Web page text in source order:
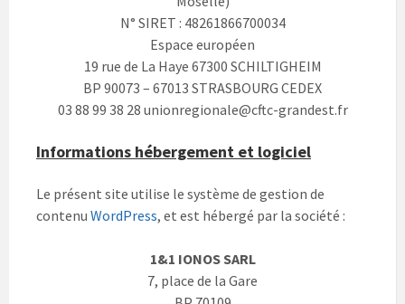
N° SIRET : 48261866700034
Espace européen
19 rue de La Haye 67300 SCHILTIGHEIM
BP 90073 – 67013 STRASBOURG CEDEX
03 88 99 38 28 unionregionale@cftc-grandest.fr
Informations hébergement et logiciel
Le présent site utilise le système de gestion de
contenu WordPress, et est hébergé par la société :
1&1 IONOS SARL
7, place de la Gare